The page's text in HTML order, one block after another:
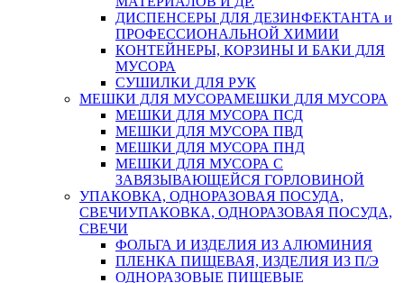
ДИСПЕНСЕРЫ ДЛЯ ДЕЗИНФЕКТАНТА и
ПРОФЕССИОНАЛЬНОЙ ХИМИИ
КОНТЕЙНЕРЫ, КОРЗИНЫ И БАКИ ДЛЯ
МУСОРА
СУШИЛКИ ДЛЯ РУК
МЕШКИ ДЛЯ МУСОРАМЕШКИ ДЛЯ МУСОРА
МЕШКИ ДЛЯ МУСОРА ПСД
МЕШКИ ДЛЯ МУСОРА ПВД
МЕШКИ ДЛЯ МУСОРА ПНД
МЕШКИ ДЛЯ МУСОРА С
ЗАВЯЗЫВАЮЩЕЙСЯ ГОРЛОВИНОЙ
УПАКОВКА, ОДНОРАЗОВАЯ ПОСУДА,
СВЕЧИУПАКОВКА, ОДНОРАЗОВАЯ ПОСУДА,
СВЕЧИ
ФОЛЬГА И ИЗДЕЛИЯ ИЗ АЛЮМИНИЯ
ПЛЕНКА ПИЩЕВАЯ, ИЗДЕЛИЯ ИЗ П/Э
ОДНОРАЗОВЫЕ ПИЩЕВЫЕ